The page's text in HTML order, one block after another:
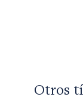
Otros